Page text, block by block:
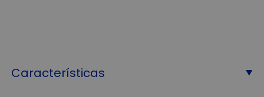
Características